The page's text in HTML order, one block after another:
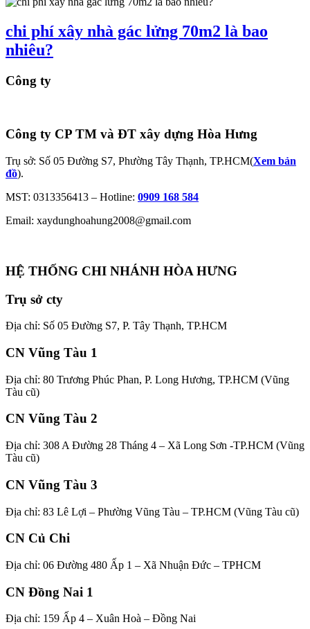
chi phí xây nhà gác lửng 70m2 là bao
nhiêu?
Công ty
Công ty CP TM và ĐT xây dựng Hòa Hưng
Trụ sở: Số 05 Đường S7, Phường Tây Thạnh, TP.HCM(Xem bản
đồ).
MST: 0313356413 – Hotline: 0909 168 584
Email: xaydunghoahung2008@gmail.com
HỆ THỐNG CHI NHÁNH HÒA HƯNG
Trụ sở cty
Địa chỉ: Số 05 Đường S7, P. Tây Thạnh, TP.HCM
CN Vũng Tàu 1
Địa chỉ: 80 Trương Phúc Phan, P. Long Hương, TP.HCM (Vũng
Tàu cũ)
CN Vũng Tàu 2
Địa chỉ: 308 A Đường 28 Tháng 4 – Xã Long Sơn -TP.HCM (Vũng
Tàu cũ)
CN Vũng Tàu 3
Địa chỉ: 83 Lê Lợi – Phường Vũng Tàu – TP.HCM (Vũng Tàu cũ)
CN Củ Chi
Địa chỉ: 06 Đường 480 Ấp 1 – Xã Nhuận Đức – TPHCM
CN Đồng Nai 1
Địa chỉ: 159 Ấp 4 – Xuân Hoà – Đồng Nai